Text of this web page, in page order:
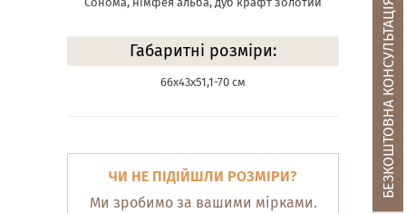
Габаритні розміри:
66х43х51,1-70 см
ЧИ НЕ ПІДІЙШЛИ РОЗМІРИ?
Ми зробимо за вашими мірками.
БЕЗКОШТОВНА КОНСУЛЬТАЦІЯ